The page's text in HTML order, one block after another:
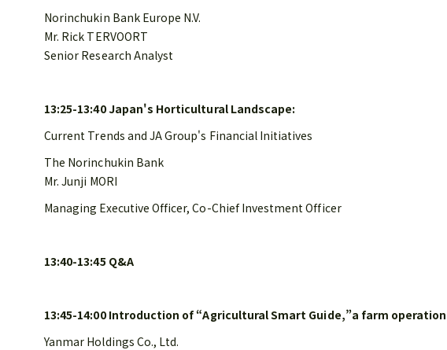
Norinchukin Bank Europe N.V.
Mr. Rick TERVOORT
Senior Research Analyst
13:25-13:40 Japan's Horticultural Landscape:
Current Trends and JA Group's Financial Initiatives
The Norinchukin Bank
Mr. Junji MORI
Managing Executive Officer, Co-Chief Investment Officer
13:40-13:45 Q&A
13:45-14:00 Introduction of “Agricultural Smart Guide,”a farm
Yanmar Holdings Co., Ltd.